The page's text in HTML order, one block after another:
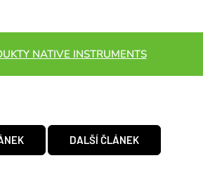
NATIVE INSTRUMENTS
DALŠÍ ČLÁNEK